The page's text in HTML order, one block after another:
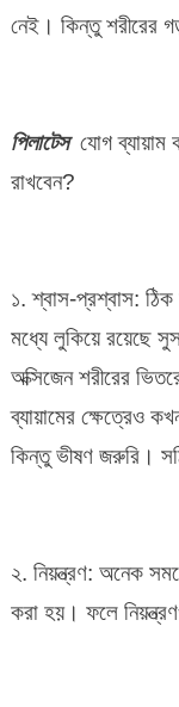
নেই। কিন্তু শরীরের
পিলাটেসযোগ ব্যায়াম
রাখবেন?
১. শ্বাস-প্রশ্বাস: ঠিক
মধ্যে লুকিয়ে রয়েছে
অক্সিজেন শরীরের
ব্যায়ামের ক্ষেত্রেও
কিন্তু ভীষণ জরুরি।
২. নিয়ন্ত্রণ: অনেক
করা হয়। ফলে